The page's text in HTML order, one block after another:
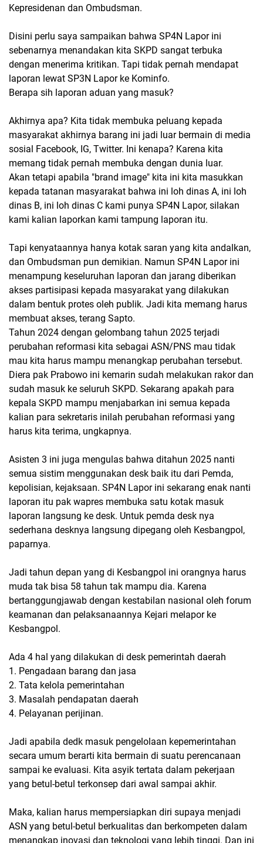
Kepresidenan dan Ombudsman.
Disini perlu saya sampaikan bahwa SP4N Lapor ini
sebenarnya menandakan kita SKPD sangat terbuka
dengan menerima kritikan. Tapi tidak pernah mendapat
laporan lewat SP3N Lapor ke Kominfo.
Berapa sih laporan aduan yang masuk?
Akhirnya apa? Kita tidak membuka peluang kepada
masyarakat akhirnya barang ini jadi luar bermain di media
sosial Facebook, IG, Twitter. Ini kenapa? Karena kita
memang tidak pernah membuka dengan dunia luar.
Akan tetapi apabila "brand image" kita ini kita masukkan
kepada tatanan masyarakat bahwa ini loh dinas A, ini loh
dinas B, ini loh dinas C kami punya SP4N Lapor, silakan
kami kalian laporkan kami tampung laporan itu.
Tapi kenyataannya hanya kotak saran yang kita andalkan,
dan Ombudsman pun demikian. Namun SP4N Lapor ini
menampung keseluruhan laporan dan jarang diberikan
akses partisipasi kepada masyarakat yang dilakukan
dalam bentuk protes oleh publik. Jadi kita memang harus
membuat akses, terang Sapto.
Tahun 2024 dengan gelombang tahun 2025 terjadi
perubahan reformasi kita sebagai ASN/PNS mau tidak
mau kita harus mampu menangkap perubahan tersebut.
Diera pak Prabowo ini kemarin sudah melakukan rakor dan
sudah masuk ke seluruh SKPD. Sekarang apakah para
kepala SKPD mampu menjabarkan ini semua kepada
kalian para sekretaris inilah perubahan reformasi yang
harus kita terima, ungkapnya.
Asisten 3 ini juga mengulas bahwa ditahun 2025 nanti
semua sistim menggunakan desk baik itu dari Pemda,
kepolisian, kejaksaan. SP4N Lapor ini sekarang enak nanti
laporan itu pak wapres membuka satu kotak masuk
laporan langsung ke desk. Untuk pemda desk nya
sederhana desknya langsung dipegang oleh Kesbangpol,
paparnya.
Jadi tahun depan yang di Kesbangpol ini orangnya harus
muda tak bisa 58 tahun tak mampu dia. Karena
bertanggungjawab dengan kestabilan nasional oleh forum
keamanan dan pelaksanaannya Kejari melapor ke
Kesbangpol.
Ada 4 hal yang dilakukan di desk pemerintah daerah
1. Pengadaan barang dan jasa
2. Tata kelola pemerintahan
3. Masalah pendapatan daerah
4. Pelayanan perijinan.
Jadi apabila dedk masuk pengelolaan kepemerintahan
secara umum berarti kita bermain di suatu perencanaan
sampai ke evaluasi. Kita asyik tertata dalam pekerjaan
yang betul-betul terkonsep dari awal sampai akhir.
Maka, kalian harus mempersiapkan diri supaya menjadi
ASN yang betul-betul berkualitas dan berkompeten dalam
menangkap inovasi dan teknologi yang lebih tinggi. Dan ini